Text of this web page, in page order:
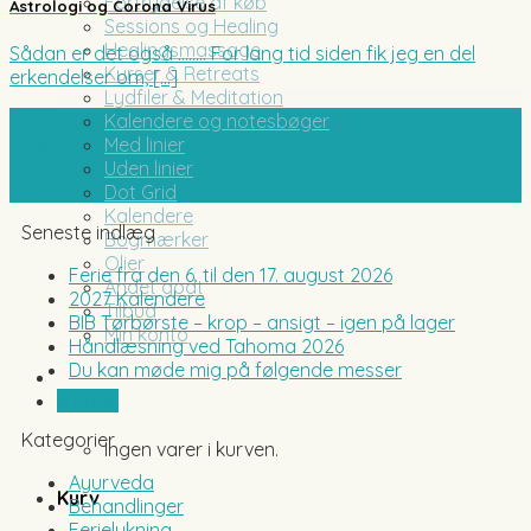
Sessions og Healing
Healingsmassage
Kurser & Retreats
Lydfiler & Meditation
Kalendere og notesbøger
Med linier
Uden linier
Dot Grid
Kalendere
Bogmærker
Olier
Andet godt
Tilbud
Min konto
Ingen varer i kurven.
Kurv
Astrologi og Corona Virus
Sådan er det også …….. For lang tid siden fik jeg en del
erkendelser om, [...]
Seneste indlæg
Ferie fra den 6. til den 17. august 2026
2027 Kalendere
BIB Tørbørste – krop – ansigt – igen på lager
Håndlæsning ved Tahoma 2026
Du kan møde mig på følgende messer
Kategorier
Ayurveda
Behandlinger